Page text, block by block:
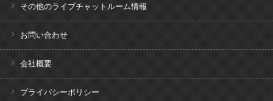
その他のライブチャットルーム情報
お問い合わせ
会社概要
プライバシーポリシー